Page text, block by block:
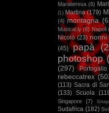
Mariateresa (6)
(1) Martina (179)
(4) montagna
Musical.ly (6) Napoli
Nicolò (23) nonni
(45) papà
photoshop
(297) Portogallo
rebeccatrex
(113) Sacra di
(133) Scuola
Singapore (7)
Sudafrica (182)